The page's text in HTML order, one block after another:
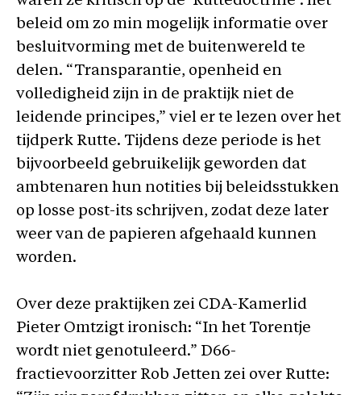
beleid om zo min mogelijk informatie over
besluitvorming met de buitenwereld te
delen. “Transparantie, openheid en
volledigheid zijn in de praktijk niet de
leidende principes,” viel er te lezen over het
tijdperk Rutte. Tijdens deze periode is het
bijvoorbeeld gebruikelijk geworden dat
ambtenaren hun notities bij beleidsstukken
op losse post-its schrijven, zodat deze later
weer van de papieren afgehaald kunnen
worden.
Over deze praktijken zei CDA-Kamerlid
Pieter Omtzigt ironisch: “In het Torentje
wordt niet genotuleerd.” D66-
fractievoorzitter Rob Jetten zei over Rutte: